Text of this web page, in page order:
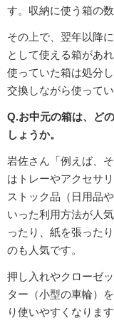
す。収納に使う箱の
その上で、翌年以降
として使える箱があ
使っていた箱は処分
交換しながら使って
Q.お中元の箱は、ど
しょうか。
岩佐さん「例えば、
はトレーやアクセサ
ストック品（日用品
いった利用方法が人
ったり、紙を張った
のも人気です。
押し入れやクローゼ
ター（小型の車輪）
り使いやすくなりま